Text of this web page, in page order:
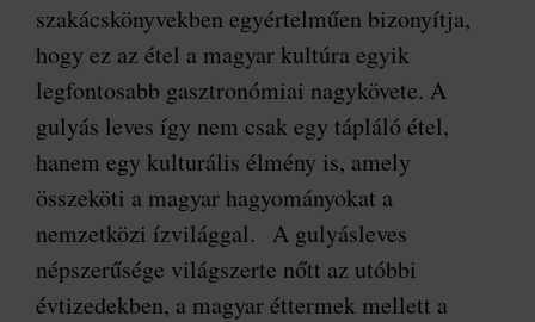
szakácskönyvekben egyértelműen bizonyítja,
hogy ez az étel a magyar kultúra egyik
legfontosabb gasztronómiai nagykövete. A
gulyás leves így nem csak egy tápláló étel,
hanem egy kulturális élmény is, amely
összeköti a magyar hagyományokat a
nemzetközi ízvilággal. A gulyásleves
népszerűsége világszerte nőtt az utóbbi
évtizedekben, a magyar éttermek mellett a